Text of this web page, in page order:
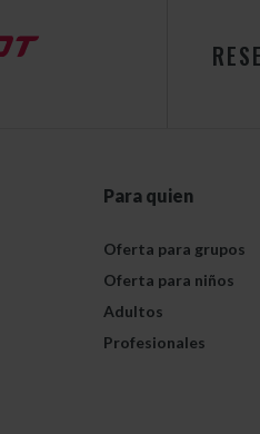
Para quien
Oferta para grupos
Oferta para niños
Adultos
Profesionales